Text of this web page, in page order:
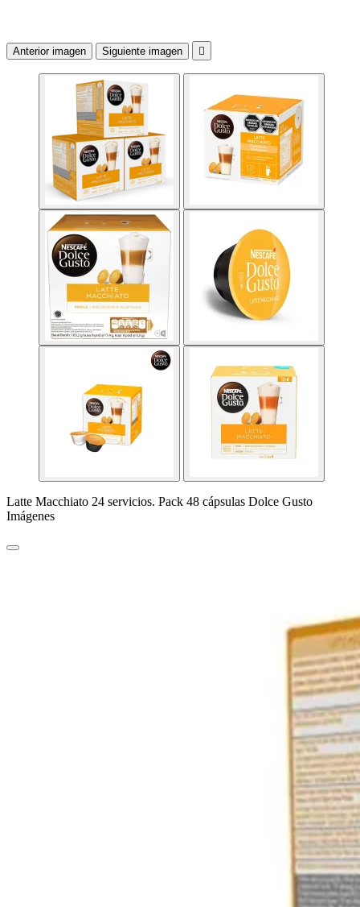
Anterior imagen Siguiente imagen 
Latte Macchiato 24 servicios. Pack 48 cápsulas Dolce Gusto
Imágenes